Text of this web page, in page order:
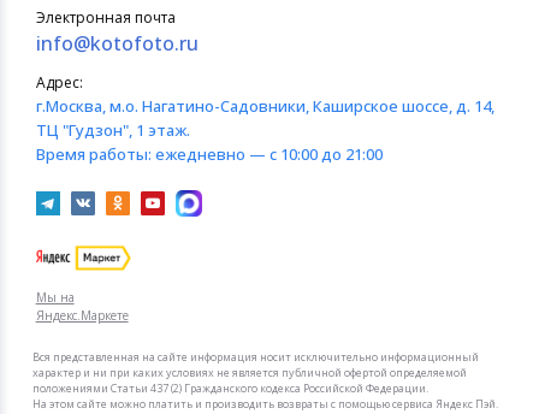
Мы на
Яндекс.Маркете
Электронная почта
info@kotofoto.ru
Адрес:
г.Москва, м.о. Нагатино-Садовники, Каширское шоссе, д. 14,
ТЦ "Гудзон", 1 этаж.
Время работы: ежедневно — с 10:00 до 21:00
Вся представленная на сайте информация носит исключительно информационный
характер и ни при каких условиях не является публичной офертой определяемой
положениями Статьи 437 (2) Гражданского кодекса Российской Федерации.
На этом сайте можно платить и производить возвраты с помощью сервиса Яндекс Пэй.